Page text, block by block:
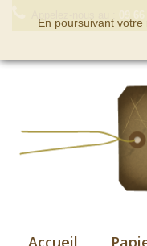
En poursuivant